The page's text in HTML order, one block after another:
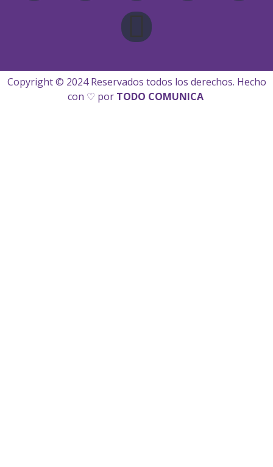
Copyright © 2024 Reservados todos los derechos. Hecho
con ♡ por TODO COMUNICA